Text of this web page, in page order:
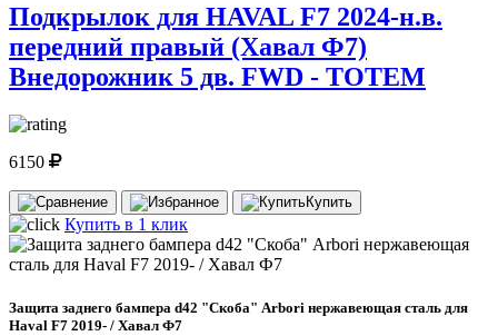
Подкрылок для HAVAL F7 2024-н.в.
передний правый (Хавал Ф7)
Внедорожник 5 дв. FWD - TOTEM
6150
Купить
Купить в 1 клик
Защита заднего бампера d42 "Скоба" Arbori нержавеющая сталь для
Haval F7 2019- / Хавал Ф7